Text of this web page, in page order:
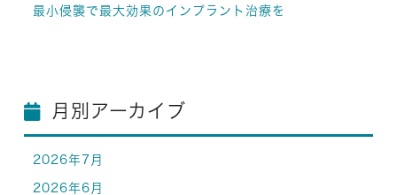
最小侵襲で最大効果のインプラント治療を
月別アーカイブ
2026年7月
2026年6月